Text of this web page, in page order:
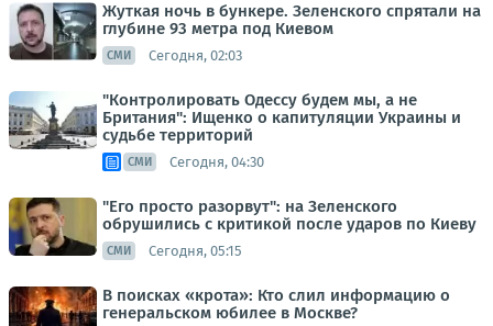
Жуткая ночь в бункере. Зеленского спрятали на
глубине 93 метра под Киевом
СМИ Сегодня, 02:03
"Контролировать Одессу будем мы, а не
Британия": Ищенко о капитуляции Украины и
судьбе территорий
СМИ Сегодня, 04:30
"Его просто разорвут": на Зеленского
обрушились с критикой после ударов по Киеву
СМИ Сегодня, 05:15
В поисках «крота»: Кто слил информацию о
генеральском юбилее в Москве?